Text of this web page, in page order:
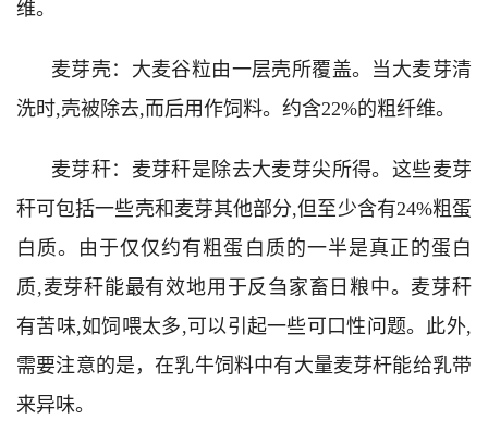
维。
麦芽壳：大麦谷粒由一层壳所覆盖。当大麦芽清
洗时,壳被除去,而后用作饲料。约含22%的粗纤维。
麦芽秆：麦芽秆是除去大麦芽尖所得。这些麦芽
秆可包括一些壳和麦芽其他部分,但至少含有24%粗蛋
白质。由于仅仅约有粗蛋白质的一半是真正的蛋白
质,麦芽秆能最有效地用于反刍家畜日粮中。麦芽秆
有苦味,如饲喂太多,可以引起一些可口性问题。此外,
需要注意的是，在乳牛饲料中有大量麦芽杆能给乳带
来异味。